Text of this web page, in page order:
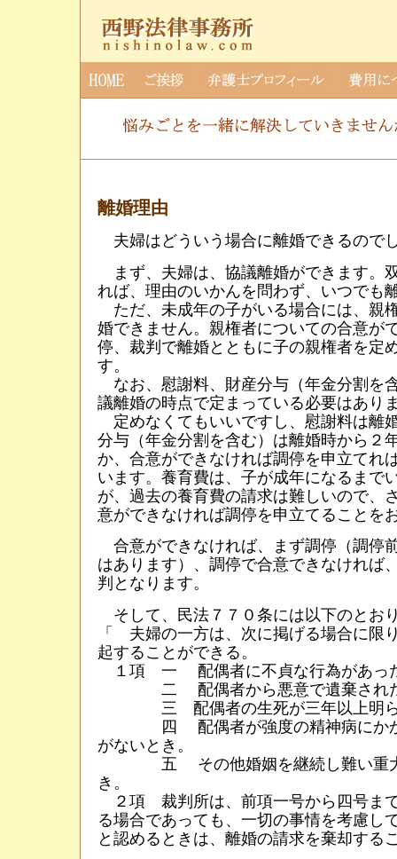
離婚理由
夫婦はどういう場合に離婚できるので
まず、夫婦は、協議離婚ができます。
れば、理由のいかんを問わず、いつでも
ただ、未成年の子がいる場合には、親
婚できません。親権者についての合意が
停、裁判で離婚とともに子の親権者を定
す。
なお、慰謝料、財産分与（年金分割を
議離婚の時点で定まっている必要はあり
定めなくてもいいですし、慰謝料は離
分与（年金分割を含む）は離婚時から２
か、合意ができなければ調停を申立てれ
います。養育費は、子が成年になるまで
が、過去の養育費の請求は難しいので、
意ができなければ調停を申立てることを
合意ができなければ、まず調停（調停
はあります）、調停で合意できなければ
判となります。
そして、民法７７０条には以下のとお
「 夫婦の一方は、次に掲げる場合に限
起することができる。
１項 一 配偶者に不貞な行為があっ
二 配偶者から悪意で遺棄され
三 配偶者の生死が三年以上明ら
四 配偶者が強度の精神病にかか
がないとき。
五 その他婚姻を継続し難い重大
き。
２項 裁判所は、前項一号から四号ま
る場合であっても、一切の事情を考慮し
と認めるときは、離婚の請求を棄却する